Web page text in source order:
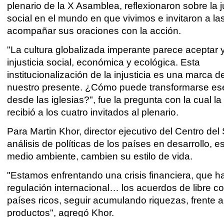
plenario de la X Asamblea, reflexionaron sobre la
social en el mundo en que vivimos e invitaron a
acompañar sus oraciones con la acción.
"La cultura globalizada imperante parece aceptar
injusticia social, económica y ecológica. Esta
institucionalización de la injusticia es una marca
nuestro presente. ¿Cómo puede transformarse
desde las iglesias?", fue la pregunta con la cual
recibió a los cuatro invitados al plenario.
Para Martin Khor, director ejecutivo del Centro
análisis de políticas de los países en desarrollo,
medio ambiente, cambien su estilo de vida.
"Estamos enfrentando una crisis financiera, que
regulación internacional… los acuerdos de libre
países ricos, seguir acumulando riquezas, frente
productos", agregó Khor.